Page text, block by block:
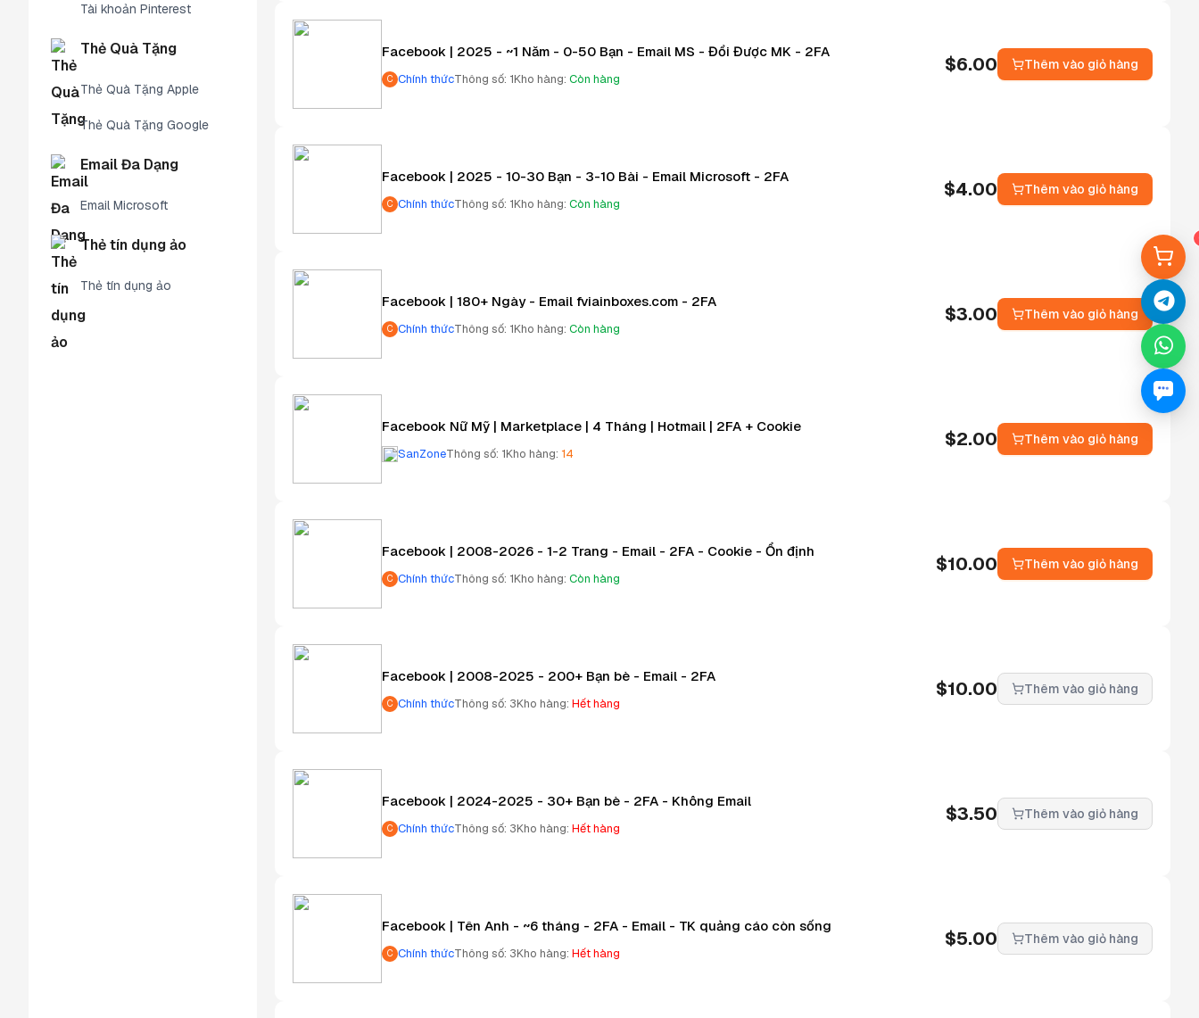
Tài khoản Pinterest
Thẻ Quà Tặng
Thẻ Quà Tặng Apple
Thẻ Quà Tặng Google
Email Đa Dạng
Email Microsoft
Thẻ tín dụng ảo
Thẻ tín dụng ảo
Facebook | 2025 - ~1 Năm - 0-50 Bạn - Email MS - Đổi Được MK - 2FA
C Chính thứcThông số: 1Kho hàng: Còn hàng
$6.00 Thêm vào giỏ hàng
Facebook | 2025 - 10-30 Bạn - 3-10 Bài - Email Microsoft - 2FA
C Chính thứcThông số: 1Kho hàng: Còn hàng
$4.00 Thêm vào giỏ hàng
Facebook | 180+ Ngày - Email fviainboxes.com - 2FA
C Chính thứcThông số: 1Kho hàng: Còn hàng
$3.00 Thêm vào giỏ hàng
Facebook Nữ Mỹ | Marketplace | 4 Tháng | Hotmail | 2FA + Cookie
SanZoneThông số: 1Kho hàng: 14
$2.00 Thêm vào giỏ hàng
Facebook | 2008-2026 - 1-2 Trang - Email - 2FA - Cookie - Ổn định
C Chính thứcThông số: 1Kho hàng: Còn hàng
$10.00 Thêm vào giỏ hàng
Facebook | 2008-2025 - 200+ Bạn bè - Email - 2FA
C Chính thứcThông số: 3Kho hàng: Hết hàng
$10.00 Thêm vào giỏ hàng
Facebook | 2024-2025 - 30+ Bạn bè - 2FA - Không Email
C Chính thứcThông số: 3Kho hàng: Hết hàng
$3.50 Thêm vào giỏ hàng
Facebook | Tên Anh - ~6 tháng - 2FA - Email - TK quảng cáo còn sống
C Chính thứcThông số: 3Kho hàng: Hết hàng
$5.00 Thêm vào giỏ hàng